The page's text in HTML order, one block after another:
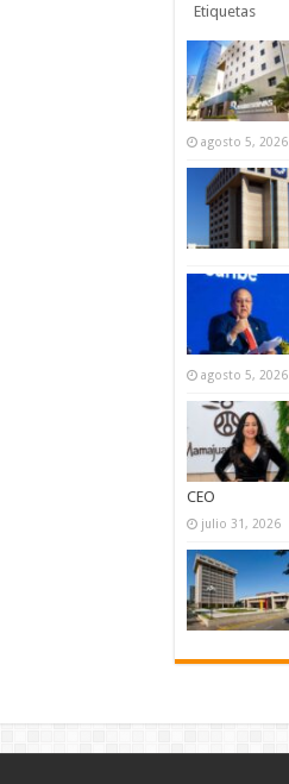
Etiquetas
agosto 5, 2026
agosto 5, 2026
CEO
julio 31, 2026